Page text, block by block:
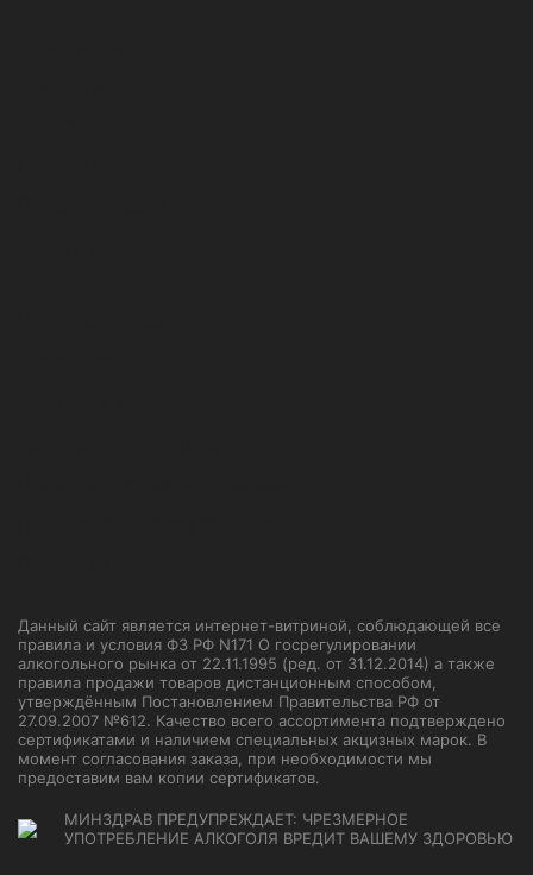
Данный сайт является интернет-витриной, соблюдающей все
правила и условия ФЗ РФ N171 О госрегулировании
алкогольного рынка от 22.11.1995 (ред. от 31.12.2014) а также
правила продажи товаров дистанционным способом,
утверждённым Постановлением Правительства РФ от
27.09.2007 №612. Качество всего ассортимента подтверждено
сертификатами и наличием специальных акцизных марок. В
момент согласования заказа, при необходимости мы
предоставим вам копии сертификатов.
МИНЗДРАВ ПРЕДУПРЕЖДАЕТ: ЧРЕЗМЕРНОЕ
УПОТРЕБЛЕНИЕ АЛКОГОЛЯ ВРЕДИТ ВАШЕМУ ЗДОРОВЬЮ